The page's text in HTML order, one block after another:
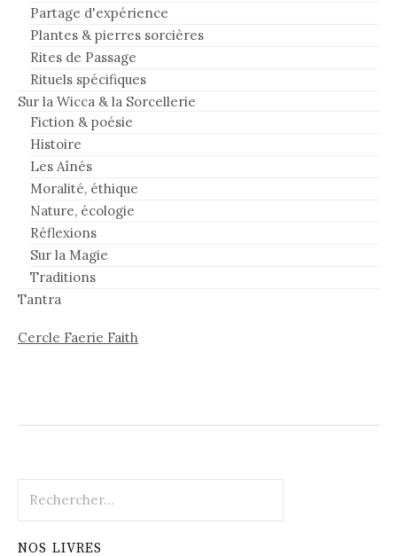
Partage d'expérience
Plantes & pierres sorcières
Rites de Passage
Rituels spécifiques
Sur la Wicca & la Sorcellerie
Fiction & poésie
Histoire
Les Aînés
Moralité, éthique
Nature, écologie
Réflexions
Sur la Magie
Traditions
Tantra
Cercle Faerie Faith
NOS LIVRES